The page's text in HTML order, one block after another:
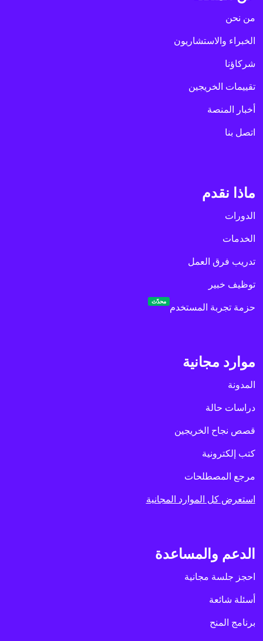
من نحن
الخبراء والاستشاريون
شركاؤنا
تقييمات الخريجين
أخبار المنصة
اتصل بنا
ماذا نقدم
الدورات
الخدمات
تدريب فرق العمل
توظيف خبير
حزمة تجربة المستخدم
محدّث
موارد مجانية
المدونة
دراسات حالة
قصص نجاح الخريجين
كتب إلكترونية
مرجع المصطلحات
استعرض كل الموارد المجانية
الدعم والمساعدة
احجز جلسة مجانية
أسئلة شائعة
برنامج المنح